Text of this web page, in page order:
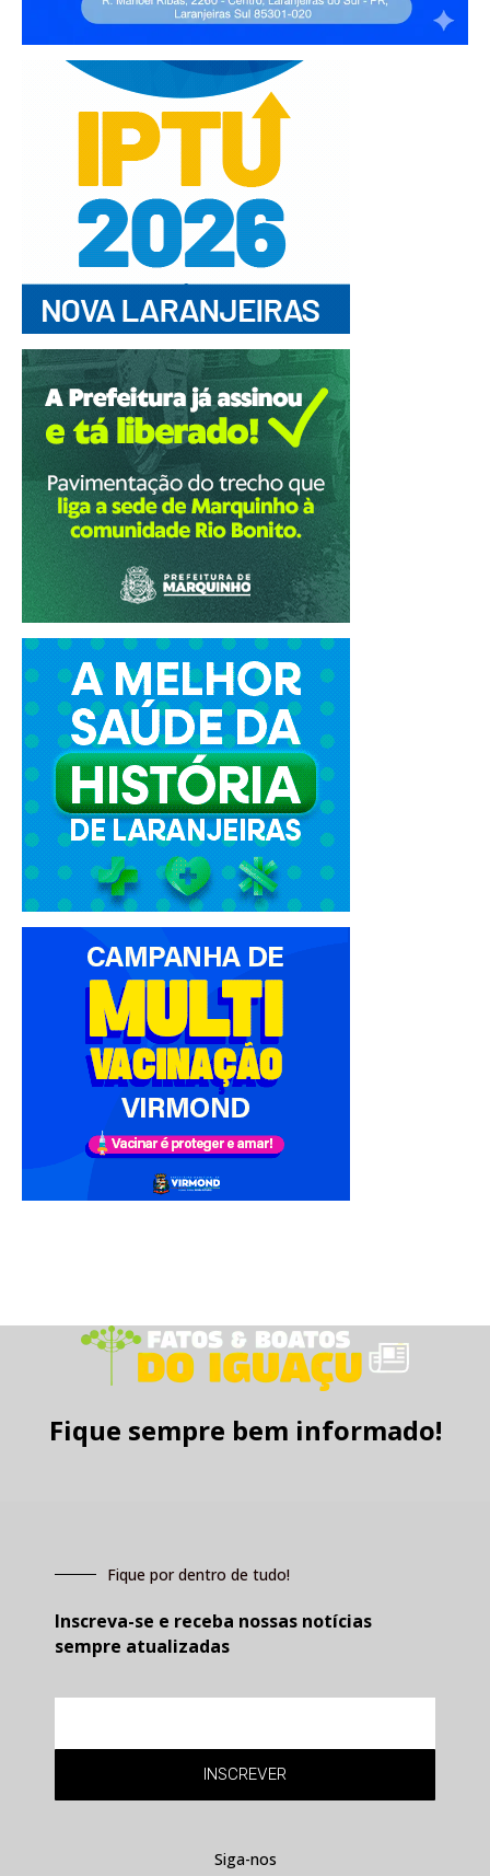
Fique sempre bem informado!
Fique por dentro de tudo!
Inscreva-se e receba nossas notícias
sempre atualizadas
INSCREVER
Siga-nos